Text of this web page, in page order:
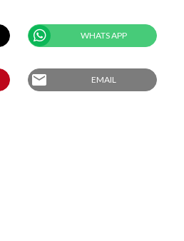
WHATS APP
email EMAIL